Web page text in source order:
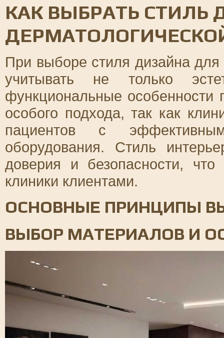
КАК ВЫБРАТЬ СТИЛЬ
При выборе стиля дизайна для
учитывать не только
функциональные особенности
особого подхода, так как
пациентов с
оборудования. Стиль
доверия и безопасности,
клиники клиентами.
ОСНОВНЫЕ ПРИНЦИПЫ
ВЫБОР МАТЕРИАЛОВ И